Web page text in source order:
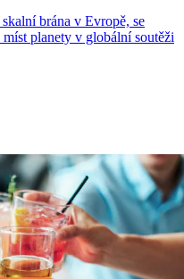
brána v Evropě, se
planety v globální soutěži